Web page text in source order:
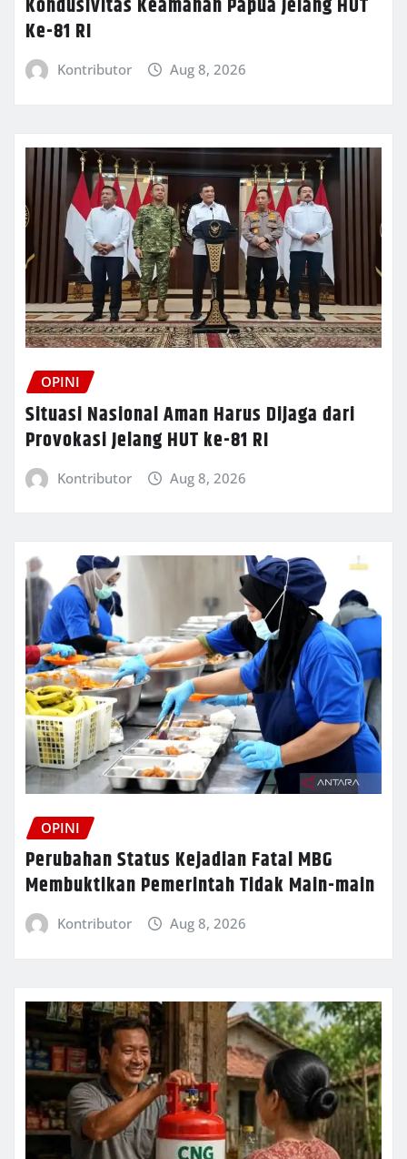
Kondusivitas Keamanan Papua Jelang HUT
Ke-81 RI
Kontributor Aug 8, 2026
OPINI
Situasi Nasional Aman Harus Dijaga dari
Provokasi Jelang HUT ke-81 RI
Kontributor Aug 8, 2026
OPINI
Perubahan Status Kejadian Fatal MBG
Membuktikan Pemerintah Tidak Main-main
Kontributor Aug 8, 2026